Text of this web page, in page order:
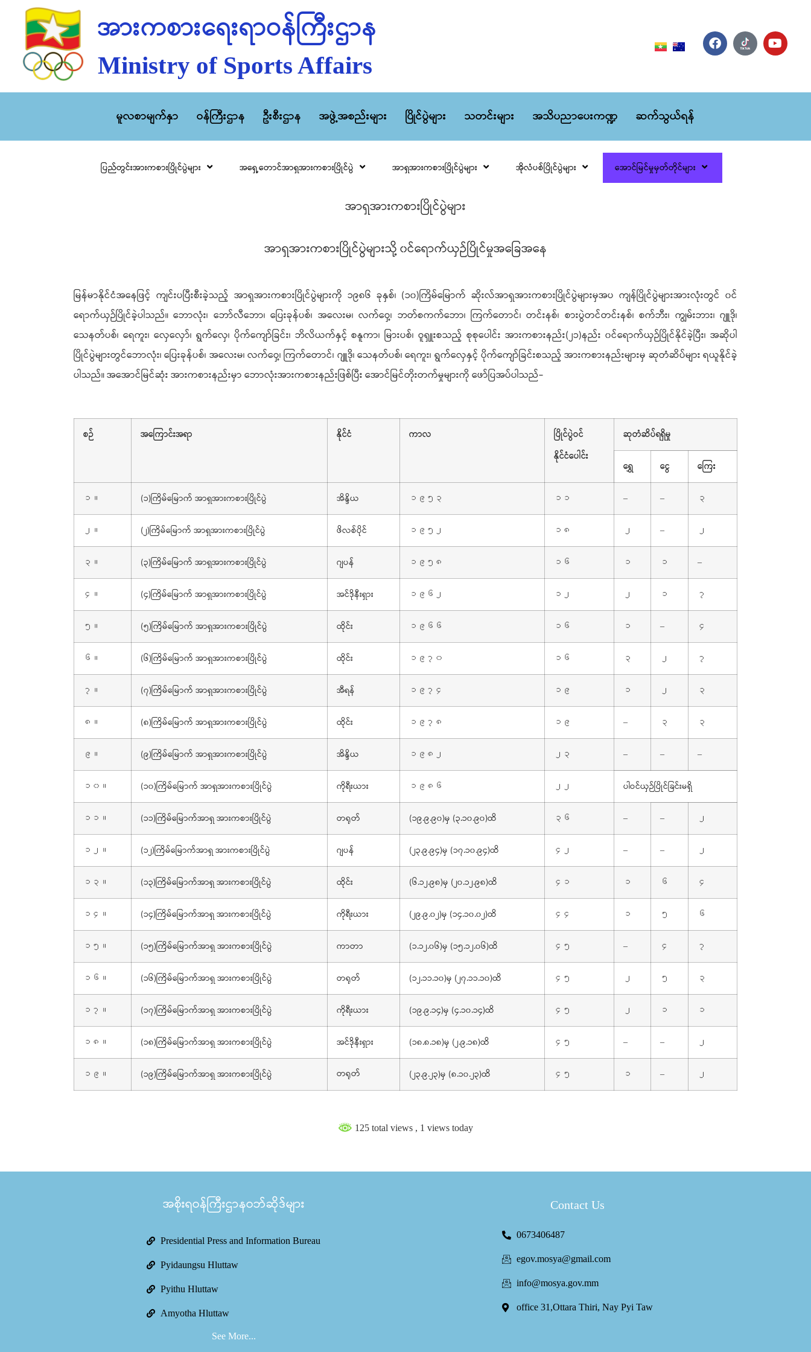
အားကစားရေးရာဝန်ကြီးဌာန
Ministry of Sports Affairs
မူလစာမျက်နှာ ဝန်ကြီးဌာန ဦးစီးဌာန အဖွဲ့အစည်းများ ပြိုင်ပွဲများ သတင်းများ အသိပညာပေးကဏ္ဍ ဆက်သွယ်ရန်
ပြည်တွင်းအားကစားပြိုင်ပွဲများ အရှေ့တောင်အာရှအားကစားပြိုင်ပွဲ အာရှအားကစားပြိုင်ပွဲများ အိုလံပစ်ပြိုင်ပွဲများ အောင်မြင်မှုမှတ်တိုင်များ
အာရှအားကစားပြိုင်ပွဲများ
အာရှအားကစားပြိုင်ပွဲများသို့ ၀င်ရောက်ယှဉ်ပြိုင်မှုအခြေအနေ
မြန်မာနိုင်ငံအနေဖြင့် ကျင်းပပြီးစီးခဲ့သည့် အာရှအားကစားပြိုင်ပွဲများကို ၁၉၈၆ ခုနှစ်၊ (၁၀)ကြိမ်မြောက် ဆိုးလ်အာရှအားကစားပြိုင်ပွဲများမှအပ ကျန်ပြိုင်ပွဲများအားလုံးတွင် ၀င်
ရောက်ယှဉ်ပြိုင်ခဲ့ပါသည်။ ဘောလုံး၊ ဘော်လီဘော၊ ပြေးခုန်ပစ်၊ အလေးမ၊ လက်ဝှေ့၊ ဘတ်စကက်ဘော၊ ကြက်တောင်၊ တင်းနစ်၊ စားပွဲတင်တင်းနစ်၊ စက်ဘီး၊ ကျွမ်းဘား၊ ဂျူဒို၊
သေနတ်ပစ်၊ ရေကူး၊ လှေလှော်၊ ရွက်လှေ၊ ပိုက်ကျော်ခြင်း၊ ဘိလိယက်နှင့် စနူကာ၊ မြားပစ်၊ ဝူရှူးစသည့် စုစုပေါင်း အားကစားနည်း(၂၁)နည်း ၀င်ရောက်ယှဉ်ပြိုင်နိုင်ခဲ့ပြီး၊ အဆိုပါ
ပြိုင်ပွဲများတွင်ဘောလုံး၊ ပြေးခုန်ပစ်၊ အလေးမ၊ လက်ဝှေ့၊ ကြက်တောင်၊ ဂျူဒို၊ သေနတ်ပစ်၊ ရေကူး၊ ရွက်လှေနှင့် ပိုက်ကျော်ခြင်းစသည့် အားကစားနည်းများမှ ဆုတံဆိပ်များ ရယူနိုင်ခဲ့
ပါသည်။ အအောင်မြင်ဆုံး အားကစားနည်းမှာ ဘောလုံးအားကစားနည်းဖြစ်ပြီး အောင်မြင်တိုးတက်မှုများကို ဖော်ပြအပ်ပါသည်-
စဉ် အကြောင်းအရာ နိုင်ငံ ကာလ
ပြိုင်ပွဲဝင်
နိုင်ငံပေါင်း
ဆုတံဆိပ်ရရှိမှု
ရွှေ ငွေ ကြေး
၁။ (၁)ကြိမ်မြောက် အာရှအားကစားပြိုင်ပွဲ အိန္ဒိယ ၁၉၅၃ ၁၁ – – ၃
၂။ (၂)ကြိမ်မြောက် အာရှအားကစားပြိုင်ပွဲ ဖိလစ်ပိုင် ၁၉၅၂ ၁၈ ၂ – ၂
၃။ (၃)ကြိမ်မြောက် အာရှအားကစားပြိုင်ပွဲ ဂျပန် ၁၉၅၈ ၁၆ ၁ ၁ –
၄။ (၄)ကြိမ်မြောက် အာရှအားကစားပြိုင်ပွဲ အင်ဒိုနီးရှား ၁၉၆၂ ၁၂ ၂ ၁ ၇
၅။ (၅)ကြိမ်မြောက် အာရှအားကစားပြိုင်ပွဲ ထိုင်း ၁၉၆၆ ၁၆ ၁ – ၄
၆။ (၆)ကြိမ်မြောက် အာရှအားကစားပြိုင်ပွဲ ထိုင်း ၁၉၇၀ ၁၆ ၃ ၂ ၇
၇။ (၇)ကြိမ်မြောက် အာရှအားကစားပြိုင်ပွဲ အီရန် ၁၉၇၄ ၁၉ ၁ ၂ ၃
၈။ (၈)ကြိမ်မြောက် အာရှအားကစားပြိုင်ပွဲ ထိုင်း ၁၉၇၈ ၁၉ – ၃ ၃
၉။ (၉)ကြိမ်မြောက် အာရှအားကစားပြိုင်ပွဲ အိန္ဒိယ ၁၉၈၂ ၂၃ – – –
၁၀။ (၁၀)ကြိမ်မြောက် အာရှအားကစားပြိုင်ပွဲ ကိုရီးယား ၁၉၈၆ ၂၂ ပါဝင်ယှဉ်ပြိုင်ခြင်းမရှိ
၁၁။ (၁၁)ကြိမ်မြောက်အာရှ အားကစားပြိုင်ပွဲ တရုတ် (၁၉.၉.၉၀)မှ (၃.၁၀.၉၀)ထိ ၃၆ – – ၂
၁၂။ (၁၂)ကြိမ်မြောက်အာရှ အားကစားပြိုင်ပွဲ ဂျပန် (၂၃.၉.၉၄)မှ (၁၇.၁၀.၉၄)ထိ ၄၂ – – ၂
၁၃။ (၁၃)ကြိမ်မြောက်အာရှ အားကစားပြိုင်ပွဲ ထိုင်း (၆.၁၂.၉၈)မှ (၂၀.၁၂.၉၈)ထိ ၄၁ ၁ ၆ ၄
၁၄။ (၁၄)ကြိမ်မြောက်အာရှ အားကစားပြိုင်ပွဲ ကိုရီးယား (၂၉.၉.၀၂)မှ (၁၄.၁၀.၀၂)ထိ ၄၄ ၁ ၅ ၆
၁၅။ (၁၅)ကြိမ်မြောက်အာရှ အားကစားပြိုင်ပွဲ ကာတာ (၁.၁၂.၀၆)မှ (၁၅.၁၂.၀၆)ထိ ၄၅ – ၄ ၇
၁၆။ (၁၆)ကြိမ်မြောက်အာရှ အားကစားပြိုင်ပွဲ တရုတ် (၁၂.၁၁.၁၀)မှ (၂၇.၁၁.၁၀)ထိ ၄၅ ၂ ၅ ၃
၁၇။ (၁၇)ကြိမ်မြောက်အာရှ အားကစားပြိုင်ပွဲ ကိုရီးယား (၁၉.၉.၁၄)မှ (၄.၁၀.၁၄)ထိ ၄၅ ၂ ၁ ၁
၁၈။ (၁၈)ကြိမ်မြောက်အာရှ အားကစားပြိုင်ပွဲ အင်ဒိုနီးရှား (၁၈.၈.၁၈)မှ (၂.၉.၁၈)ထိ ၄၅ – – ၂
၁၉။ (၁၉)ကြိမ်မြောက်အာရှ အားကစားပြိုင်ပွဲ တရုတ် (၂၃.၉.၂၃)မှ (၈.၁၀.၂၃)ထိ ၄၅ ၁ – ၂
125 total views , 1 views today
အစိုးရဝန်ကြီးဌာနဝဘ်ဆိုဒ်များ
Presidential Press and Information Bureau
Pyidaungsu Hluttaw
Pyithu Hluttaw
Amyotha Hluttaw
See More...
Contact Us
0673406487
egov.mosya@gmail.com
info@mosya.gov.mm
office 31,Ottara Thiri, Nay Pyi Taw